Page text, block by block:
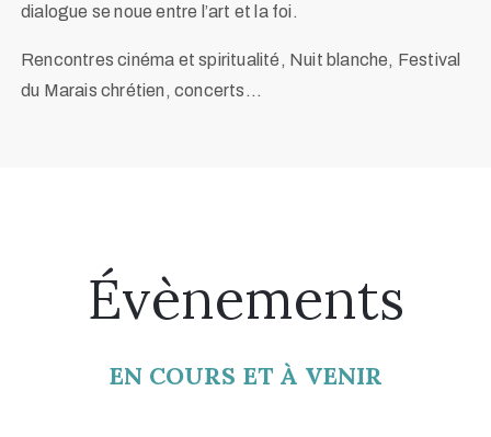
dialogue se noue entre l’art et la foi.
Rencontres cinéma et spiritualité, Nuit blanche, Festival
du Marais chrétien, concerts…
Évènements
EN COURS ET À VENIR